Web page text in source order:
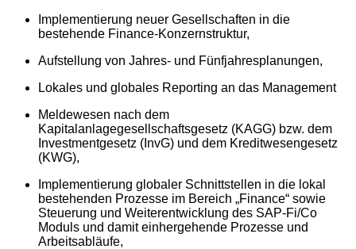
Implementierung neuer Gesellschaften in die
bestehende Finance-Konzernstruktur,
Aufstellung von Jahres- und Fünfjahresplanungen,
Lokales und globales Reporting an das Management
Meldewesen nach dem
Kapitalanlagegesellschaftsgesetz (KAGG) bzw. dem
Investmentgesetz (InvG) und dem Kreditwesengesetz
(KWG),
Implementierung globaler Schnittstellen in die lokal
bestehenden Prozesse im Bereich „Finance“ sowie
Steuerung und Weiterentwicklung des SAP-Fi/Co
Moduls und damit einhergehende Prozesse und
Arbeitsabläufe,